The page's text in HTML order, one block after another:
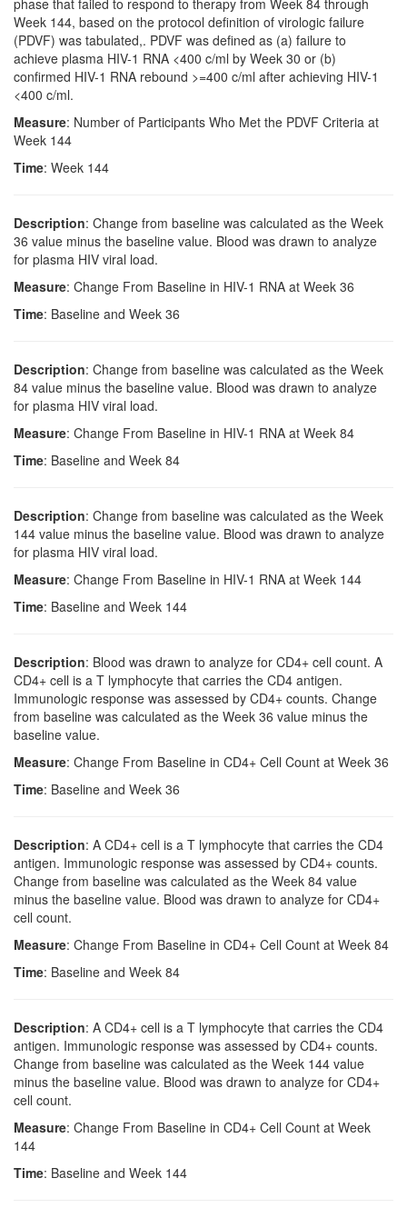
phase that failed to respond to therapy from Week 84 through
Week 144, based on the protocol definition of virologic failure
(PDVF) was tabulated,. PDVF was defined as (a) failure to
achieve plasma HIV-1 RNA <400 c/ml by Week 30 or (b)
confirmed HIV-1 RNA rebound >=400 c/ml after achieving HIV-1
<400 c/ml.
Measure: Number of Participants Who Met the PDVF Criteria at
Week 144
Time: Week 144
Description: Change from baseline was calculated as the Week
36 value minus the baseline value. Blood was drawn to analyze
for plasma HIV viral load.
Measure: Change From Baseline in HIV-1 RNA at Week 36
Time: Baseline and Week 36
Description: Change from baseline was calculated as the Week
84 value minus the baseline value. Blood was drawn to analyze
for plasma HIV viral load.
Measure: Change From Baseline in HIV-1 RNA at Week 84
Time: Baseline and Week 84
Description: Change from baseline was calculated as the Week
144 value minus the baseline value. Blood was drawn to analyze
for plasma HIV viral load.
Measure: Change From Baseline in HIV-1 RNA at Week 144
Time: Baseline and Week 144
Description: Blood was drawn to analyze for CD4+ cell count. A
CD4+ cell is a T lymphocyte that carries the CD4 antigen.
Immunologic response was assessed by CD4+ counts. Change
from baseline was calculated as the Week 36 value minus the
baseline value.
Measure: Change From Baseline in CD4+ Cell Count at Week 36
Time: Baseline and Week 36
Description: A CD4+ cell is a T lymphocyte that carries the CD4
antigen. Immunologic response was assessed by CD4+ counts.
Change from baseline was calculated as the Week 84 value
minus the baseline value. Blood was drawn to analyze for CD4+
cell count.
Measure: Change From Baseline in CD4+ Cell Count at Week 84
Time: Baseline and Week 84
Description: A CD4+ cell is a T lymphocyte that carries the CD4
antigen. Immunologic response was assessed by CD4+ counts.
Change from baseline was calculated as the Week 144 value
minus the baseline value. Blood was drawn to analyze for CD4+
cell count.
Measure: Change From Baseline in CD4+ Cell Count at Week
144
Time: Baseline and Week 144